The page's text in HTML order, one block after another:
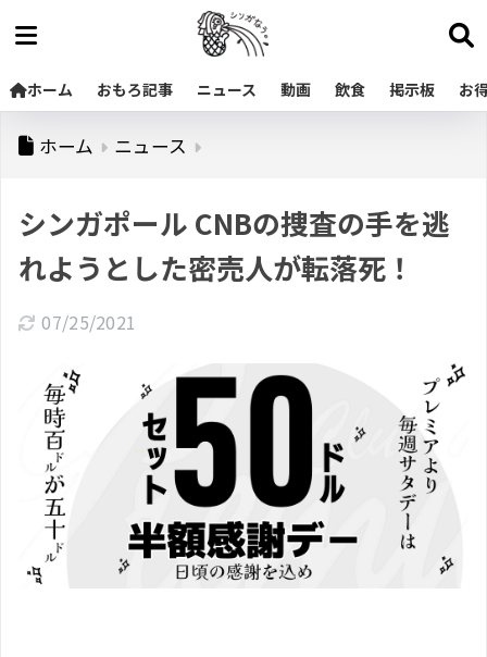
ホーム おもろ記事 ニュース 動画 飲食 掲示板 お
ホーム ニュース
シンガポール CNBの捜査の手を逃
れようとした密売人が転落死！
07/25/2021